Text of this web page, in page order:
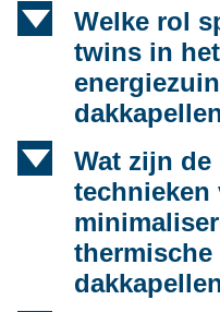
d
Welke rol
twins in
d
Wat zijn
technieken